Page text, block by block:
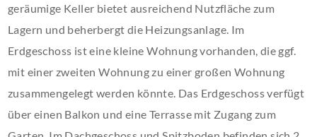
geräumige Keller bietet ausreichend Nutzfläche zum
Lagern und beherbergt die Heizungsanlage. Im
Erdgeschoss ist eine kleine Wohnung vorhanden, die ggf.
mit einer zweiten Wohnung zu einer großen Wohnung
zusammengelegt werden könnte. Das Erdgeschoss verfügt
über einen Balkon und eine Terrasse mit Zugang zum